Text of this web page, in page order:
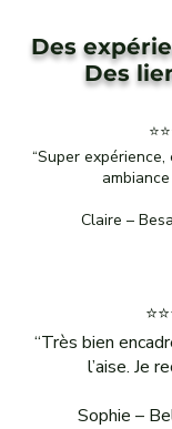
Lac
Journée
Détails &
Des
Des
“Super
Claire –
“Très bien
l’aise. Je
Sophie –